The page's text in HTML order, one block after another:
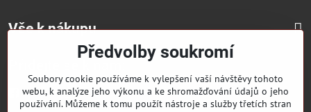
Vše k nákupu
Facebook Youtube
Předvolby soukromí
Soubory cookie používáme k vylepšení vaší návštěvy tohoto
webu, k analýze jeho výkonu a ke shromažďování údajů o jeho
používání. Můžeme k tomu použít nástroje a služby třetích stran